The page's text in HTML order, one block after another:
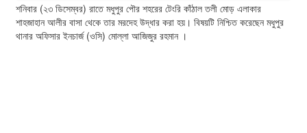
শনিবার (২৩ ডিসেম্বর) রাতে মধুপুর পৌর শহরের টেংরি কাঁঠাল তলী মোড় এলাকার
শাহজাহান আলীর বাসা থেকে তার মরদেহ উদ্ধার করা হয়। বিষয়টি নিশ্চিত করেছেন মধুপুর
থানার অফিসার ইনচার্জ (ওসি) মোল্লা আজিজুর রহমান ।